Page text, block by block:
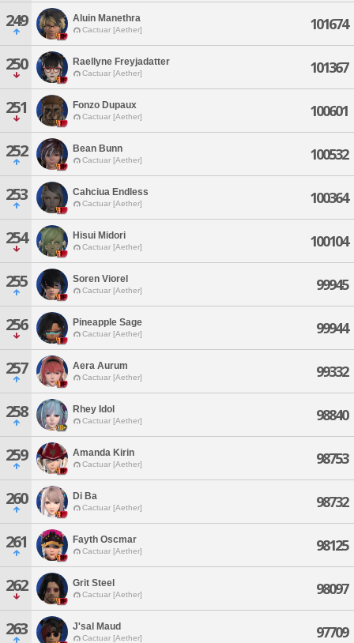
249 Aluin Manethra
Cactuar [Aether] 101674
250 Raellyne Freyjadatter
Cactuar [Aether] 101367
251 Fonzo Dupaux
Cactuar [Aether] 100601
252 Bean Bunn
Cactuar [Aether] 100532
253 Cahciua Endless
Cactuar [Aether] 100364
254 Hisui Midori
Cactuar [Aether] 100104
255 Soren Viorel
Cactuar [Aether] 99945
256 Pineapple Sage
Cactuar [Aether] 99944
257 Aera Aurum
Cactuar [Aether] 99332
258 Rhey Idol
Cactuar [Aether] 98840
259 Amanda Kirin
Cactuar [Aether] 98753
260 Di Ba
Cactuar [Aether] 98732
261 Fayth Oscmar
Cactuar [Aether] 98125
262 Grit Steel
Cactuar [Aether] 98097
263 J'sal Maud
Cactuar [Aether] 97709